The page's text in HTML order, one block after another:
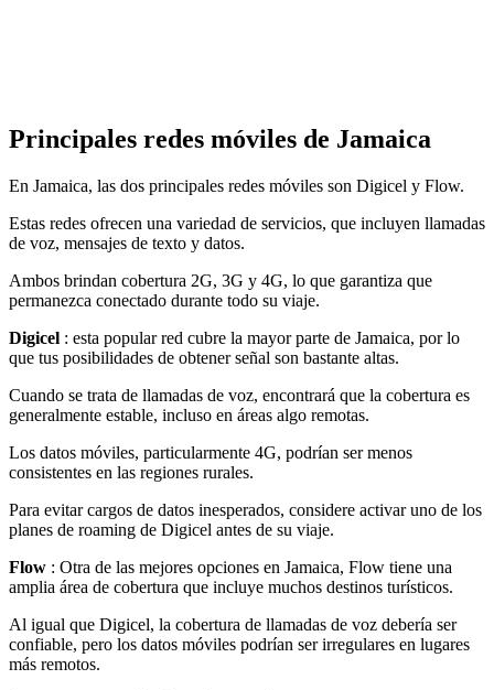
Principales redes móviles de Jamaica
En Jamaica, las dos principales redes móviles son Digicel y Flow.
Estas redes ofrecen una variedad de servicios, que incluyen llamadas
de voz, mensajes de texto y datos.
Ambos brindan cobertura 2G, 3G y 4G, lo que garantiza que
permanezca conectado durante todo su viaje.
Digicel : esta popular red cubre la mayor parte de Jamaica, por lo
que tus posibilidades de obtener señal son bastante altas.
Cuando se trata de llamadas de voz, encontrará que la cobertura es
generalmente estable, incluso en áreas algo remotas.
Los datos móviles, particularmente 4G, podrían ser menos
consistentes en las regiones rurales.
Para evitar cargos de datos inesperados, considere activar uno de los
planes de roaming de Digicel antes de su viaje.
Flow : Otra de las mejores opciones en Jamaica, Flow tiene una
amplia área de cobertura que incluye muchos destinos turísticos.
Al igual que Digicel, la cobertura de llamadas de voz debería ser
confiable, pero los datos móviles podrían ser irregulares en lugares
más remotos.